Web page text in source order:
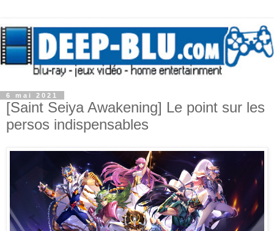
6 mai 2021
[Saint Seiya Awakening] Le point sur les
persos indispensables